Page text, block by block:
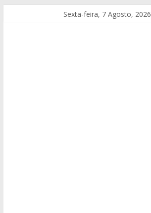
Sexta-feira, 7 Agosto, 2026